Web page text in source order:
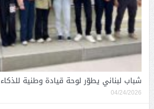
شباب لبناني يطوّر لوحة قيادة وطنية
04/24/2026